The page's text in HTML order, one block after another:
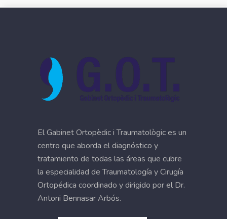
El Gabinet Ortopèdic i Traumatològic es un
centro que aborda el diagnóstico y
tratamiento de todas las áreas que cubre
la especialidad de Traumatología y Cirugía
Ortopédica coordinado y dirigido por el Dr.
Antoni Bennasar Arbós.